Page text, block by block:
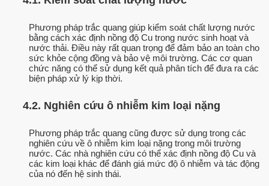
Phương pháp trắc quang giúp kiểm soát chất lượng nước
bằng cách xác định nồng độ Cu trong nước sinh hoạt và
nước thải. Điều này rất quan trọng để đảm bảo an toàn cho
sức khỏe cộng đồng và bảo vệ môi trường. Các cơ quan
chức năng có thể sử dụng kết quả phân tích để đưa ra các
biện pháp xử lý kịp thời.
4.2. Nghiên cứu ô nhiễm kim loại nặng
Phương pháp trắc quang cũng được sử dụng trong các
nghiên cứu về ô nhiễm kim loại nặng trong môi trường
nước. Các nhà nghiên cứu có thể xác định nồng độ Cu và
các kim loại khác để đánh giá mức độ ô nhiễm và tác động
của nó đến hệ sinh thái.